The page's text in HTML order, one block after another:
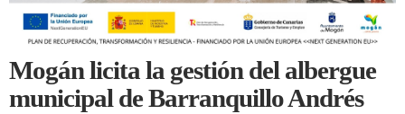
Mogán licita la gestión del albergue
municipal de Barranquillo Andrés